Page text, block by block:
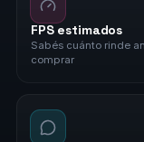
FPS estimados
Sabés cuánto rinde
comprar